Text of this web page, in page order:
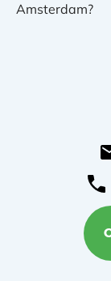
Amsterdam?